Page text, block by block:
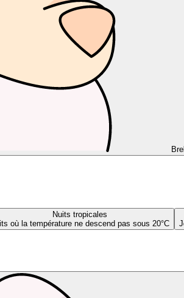
Nuits tropicales
où la température ne descend pas sous 20°C